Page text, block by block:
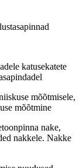
katusekatete
mõõtmisele,
mõõtmine
nake,
nakkele. Nakke